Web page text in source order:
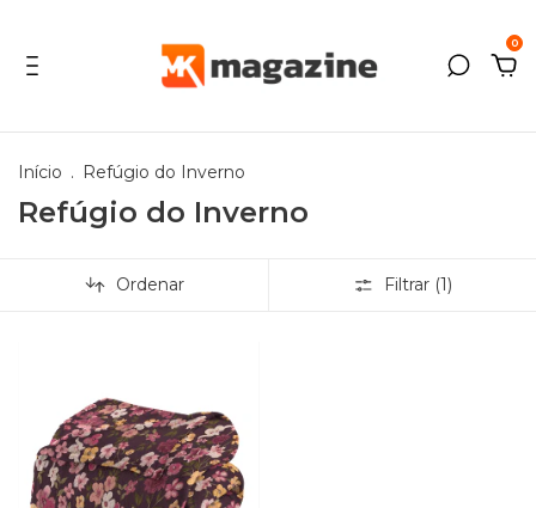
0
Início . Refúgio do Inverno
Refúgio do Inverno
Ordenar Filtrar (1)